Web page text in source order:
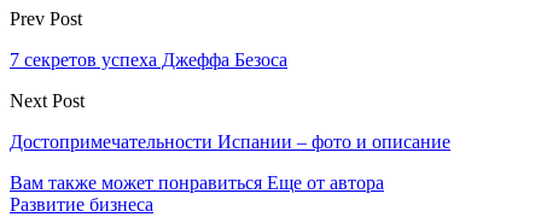
Prev Post
7 секретов успеха Джеффа Безоса
Next Post
Достопримечательности Испании – фото и описание
Вам также может понравиться Еще от автора
Развитие бизнеса